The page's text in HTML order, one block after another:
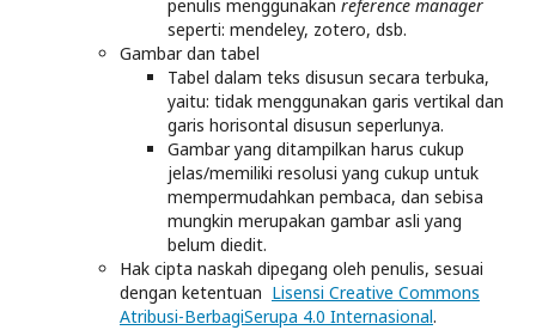
penulis menggunakan reference manager
seperti: mendeley, zotero, dsb.
Gambar dan tabel
Tabel dalam teks disusun secara terbuka,
yaitu: tidak menggunakan garis vertikal dan
garis horisontal disusun seperlunya.
Gambar yang ditampilkan harus cukup
jelas/memiliki resolusi yang cukup untuk
mempermudahkan pembaca, dan sebisa
mungkin merupakan gambar asli yang
belum diedit.
Hak cipta naskah dipegang oleh penulis, sesuai
dengan ketentuan Lisensi Creative Commons
Atribusi-BerbagiSerupa 4.0 Internasional.